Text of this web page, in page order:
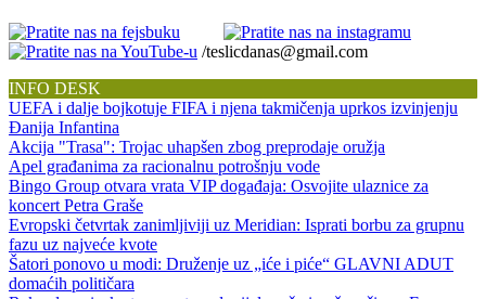
/teslicdanas@gmail.com
INFO DESK
UEFA i dalje bojkotuje FIFA i njena takmičenja uprkos izvinjenju
Đanija Infantina
Akcija "Trasa": Trojac uhapšen zbog preprodaje oružja
Apel građanima za racionalnu potrošnju vode
Bingo Group otvara vrata VIP događaja: Osvojite ulaznice za
koncert Petra Graše
Evropski četvrtak zanimljiviji uz Meridian: Isprati borbu za grupnu
fazu uz najveće kvote
Šatori ponovo u modi: Druženje uz „iće i piće“ GLAVNI ADUT
domaćih političara